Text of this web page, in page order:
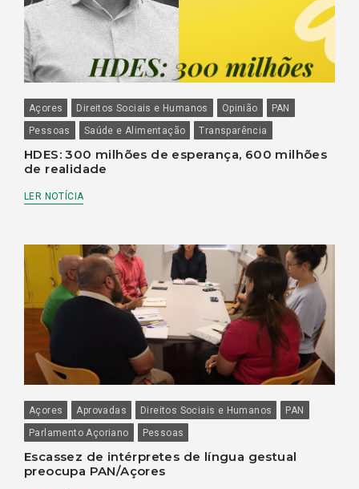
Açores Direitos Sociais e Humanos Opinião
PAN
Pessoas
Saúde e Alimentação Transparência
HDES: 300 milhões de esperança, 600 milhões
de realidade
LER NOTÍCIA
Açores Aprovadas Direitos Sociais e Humanos
PAN
Parlamento Açoriano
Pessoas
Escassez de intérpretes de língua gestual
preocupa PAN/Açores